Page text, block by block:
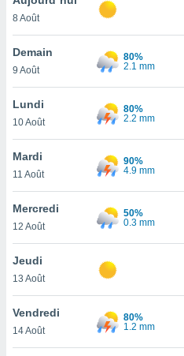
et
»,
au
vous
qu'ils
ou
le
ainsi
un
la
du
8 Août
Demain
9 Août
80%
2.1 mm
Lundi
10 Août
80%
2.2 mm
Mardi
11 Août
90%
4.9 mm
Mercredi
12 Août
50%
0.3 mm
Jeudi
13 Août
Vendredi
14 Août
80%
1.2 mm